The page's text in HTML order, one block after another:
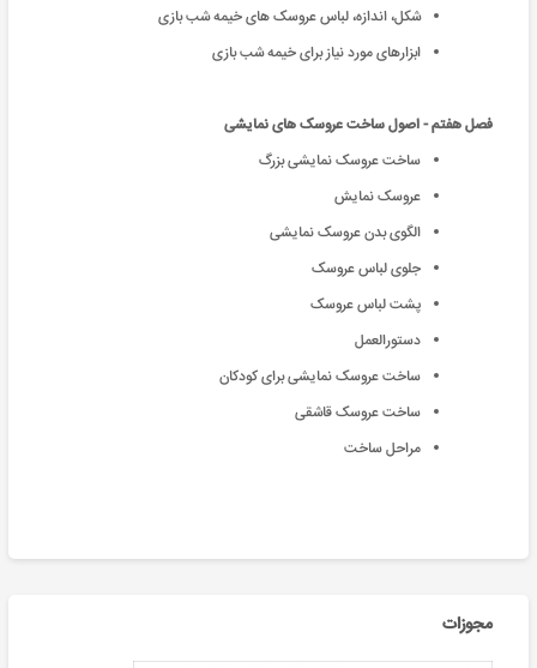
شکل، اندازه، لباس عروسک های خیمه شب بازی
ابزارهای مورد نیاز برای خیمه شب بازی
فصل هفتم - اصول ساخت عروسک های نمایشی
ساخت عروسک نمایشی بزرگ
عروسک نمایش
الگوی بدن عروسک نمایشی
جلوی لباس عروسک
پشت لباس عروسک
دستورالعمل
ساخت عروسک نمایشی برای کودکان
ساخت عروسک قاشقی
مراحل ساخت
مجوزات